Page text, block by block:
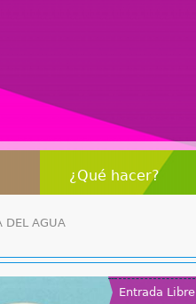
¿Qué hacer?
DEL AGUA
Entrada Libre